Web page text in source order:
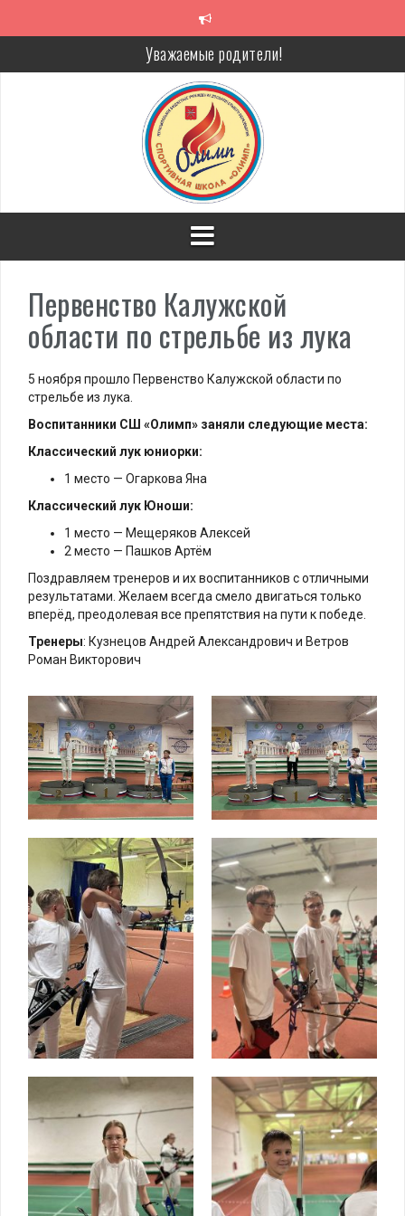
Уважаемые родители!
Алкоголь — путь в никуда
Решение спора без суда
Проголосуй за объекты благоустройства!
Первенство Калужской
области по стрельбе из лука
5 ноября прошло Первенство Калужской области по
стрельбе из лука.
Воспитанники СШ «Олимп» заняли следующие места:
Классический лук юниорки:
1 место — Огаркова Яна
Классический лук Юноши:
1 место — Мещеряков Алексей
2 место — Пашков Артём
Поздравляем тренеров и их воспитанников с отличными
результатами. Желаем всегда смело двигаться только
вперёд, преодолевая все препятствия на пути к победе.
Тренеры: Кузнецов Андрей Александрович и Ветров
Роман Викторович